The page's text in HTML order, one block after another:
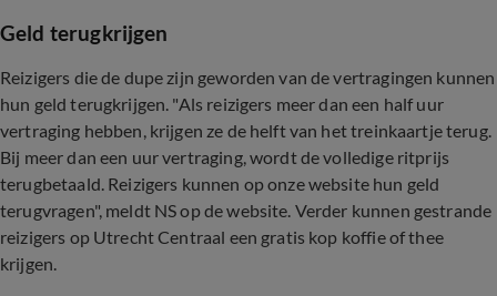
Geld terugkrijgen
Reizigers die de dupe zijn geworden van de vertragingen kunnen
hun geld terugkrijgen. "Als reizigers meer dan een half uur
vertraging hebben, krijgen ze de helft van het treinkaartje terug.
Bij meer dan een uur vertraging, wordt de volledige ritprijs
terugbetaald. Reizigers kunnen op onze website hun geld
terugvragen", meldt NS op de website. Verder kunnen gestrande
reizigers op Utrecht Centraal een gratis kop koffie of thee
krijgen.